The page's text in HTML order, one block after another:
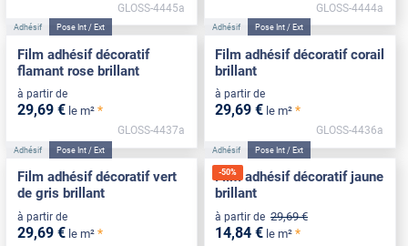
GLOSS-4445a GLOSS-4444a
Adhésif Pose Int / Ext
Film adhésif décoratif
flamant rose brillant
à partir de
29,69 € le m² *
GLOSS-4437a
Adhésif Pose Int / Ext
Film adhésif décoratif corail
brillant
à partir de
29,69 € le m² *
GLOSS-4436a
Adhésif Pose Int / Ext
Film adhésif décoratif vert
de gris brillant
à partir de
29,69 € le m² *
-50%
Adhésif Pose Int / Ext
Film adhésif décoratif jaune
brillant
à partir de 29,69 €
14,84 € le m² *